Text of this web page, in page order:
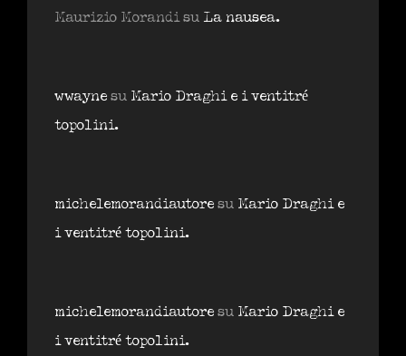
Maurizio Morandisu La nausea.
wwayne su Mario Draghi e i ventitré
topolini.
michelemorandiautore su Mario Draghi e
i ventitré topolini.
michelemorandiautore su Mario Draghi e
i ventitré topolini.